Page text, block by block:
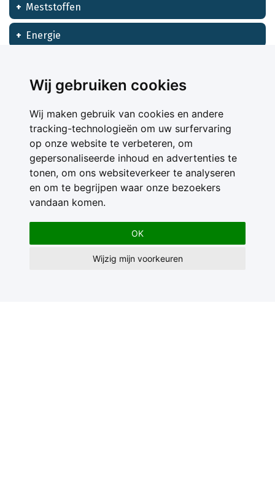
Wij gebruiken cookies
Wij maken gebruik van cookies en andere
tracking-technologieën om uw surfervaring
op onze website te verbeteren, om
gepersonaliseerde inhoud en advertenties te
tonen, om ons websiteverkeer te analyseren
en om te begrijpen waar onze bezoekers
vandaan komen.
OK
Wijzig mijn voorkeuren
Meststoffen
Energie